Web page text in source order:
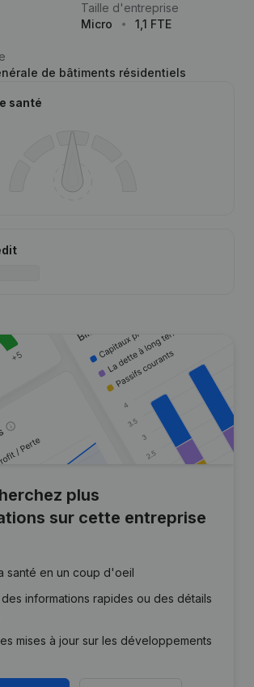
Taille d'entreprise
Micro
1,1 FTE
de bâtiments résidentiels
santé
plus
sur cette entreprise
santé en un coup d'oeil
informations rapides ou des détails
mises à jour sur les développements